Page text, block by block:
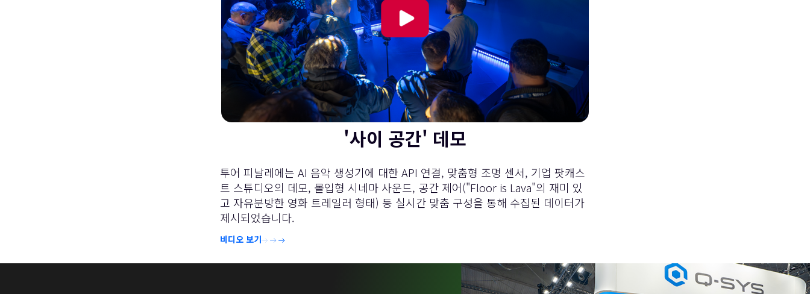
'사이 공간' 데모
투어 피날레에는 AI 음악 생성기에 대한 API 연결, 맞춤형 조명 센서, 기업 팟캐스
트 스튜디오의 데모, 몰입형 시네마 사운드, 공간 제어("Floor is Lava"의 재미 있
고 자유분방한 영화 트레일러 형태) 등 실시간 맞춤 구성을 통해 수집된 데이터가
제시되었습니다.
비디오 보기